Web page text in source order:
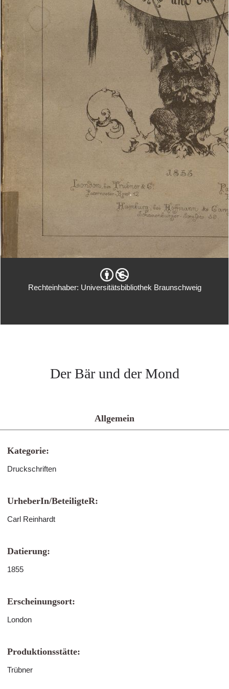
Rechteinhaber: Universitätsbibliothek Braunschweig
Der Bär und der Mond
Allgemein
Kategorie:
Druckschriften
UrheberIn/BeteiligteR:
Carl Reinhardt
Datierung:
1855
Erscheinungsort:
London
Produktionsstätte:
Trübner